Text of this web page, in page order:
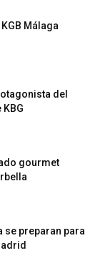
Málaga
del
gourmet
se preparan para